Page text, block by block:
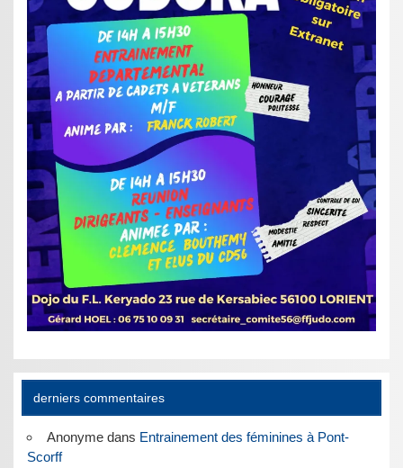
derniers commentaires
Anonymedans Entrainement des féminines à Pont-
Scorff